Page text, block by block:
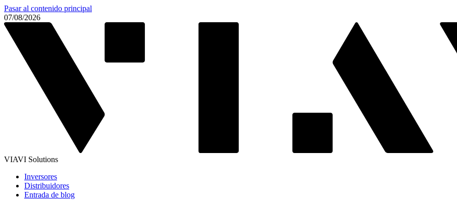
Pasar al contenido principal
07/08/2026
VIAVI Solutions
Inversores
Distribuidores
Entrada de blog